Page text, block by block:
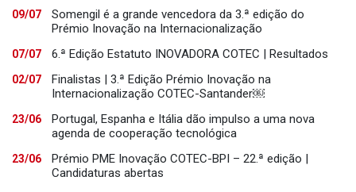
09/07
Somengil é a grande vencedora da 3.ª edição do
Prémio Inovação na Internacionalização
07/07 6.ª Edição Estatuto INOVADORA COTEC | Resultados
02/07
Finalistas | 3.ª Edição Prémio Inovação na
Internacionalização COTEC-Santander￼
23/06
Portugal, Espanha e Itália dão impulso a uma nova
agenda de cooperação tecnológica
23/06
Prémio PME Inovação COTEC-BPI – 22.ª edição |
Candidaturas abertas